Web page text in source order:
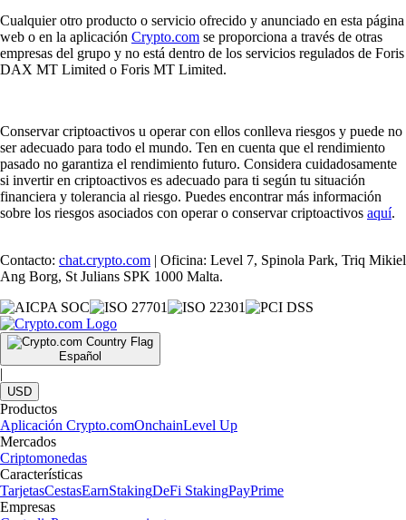
Cualquier otro producto o servicio ofrecido y anunciado en esta página
web o en la aplicación Crypto.com se proporciona a través de otras
empresas del grupo y no está dentro de los servicios regulados de Foris
DAX MT Limited o Foris MT Limited.
Conservar criptoactivos u operar con ellos conlleva riesgos y puede no
ser adecuado para todo el mundo. Ten en cuenta que el rendimiento
pasado no garantiza el rendimiento futuro. Considera cuidadosamente
si invertir en criptoactivos es adecuado para ti según tu situación
financiera y tolerancia al riesgo. Puedes encontrar más información
sobre los riesgos asociados con operar o conservar criptoactivos aquí.
Contacto: chat.crypto.com | Oficina: Level 7, Spinola Park, Triq Mikiel
Ang Borg, St Julians SPK 1000 Malta.
Español
|
USD
Productos
Aplicación Crypto.comOnchainLevel Up
Mercados
Criptomonedas
Características
TarjetasCestasEarnStakingDeFi StakingPayPrime
Empresas